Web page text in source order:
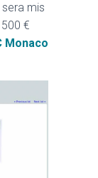
mis
€
Monaco